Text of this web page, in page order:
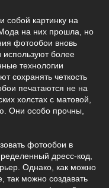
собой картинку на
на них прошла, но
фотообои вновь
более
технологии
сохранять четкость
печатаются не на
холстах с матовой,
Они особо прочны,
фотообои в
дресс-код,
Однако, как можно
так можно создавать